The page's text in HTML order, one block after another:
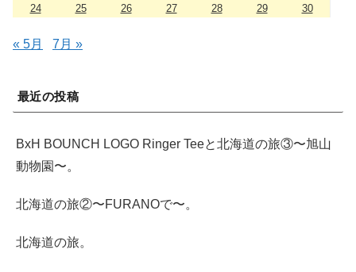
24
25 26 27 28 29 30
« 5月 7月 »
最近の投稿
BxH BOUNCH LOGO Ringer Teeと北海道の旅③〜旭山
動物園〜。
北海道の旅②〜FURANOで〜。
北海道の旅。